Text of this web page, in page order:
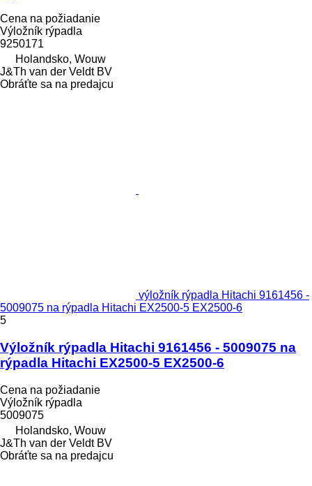
Cena na požiadanie
Výložník rýpadla
9250171
Holandsko, Wouw
J&Th van der Veldt BV
Obráťte sa na predajcu
výložník rýpadla Hitachi 9161456 -
5009075 na rýpadla Hitachi EX2500-5 EX2500-6
5
Výložník rýpadla Hitachi 9161456 - 5009075 na
rýpadla Hitachi EX2500-5 EX2500-6
Cena na požiadanie
Výložník rýpadla
5009075
Holandsko, Wouw
J&Th van der Veldt BV
Obráťte sa na predajcu